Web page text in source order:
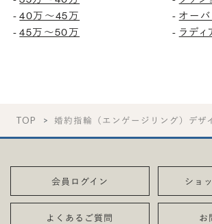
-40万〜45万
-45万〜50万
- オーバ
- ラディ
TOP 婚約指輪（エンゲージリング）デザ
会員ログイン ショ
よくあるご質問 お